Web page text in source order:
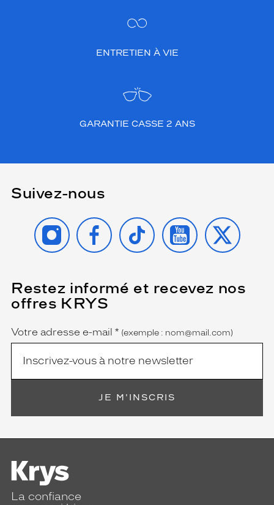
ENTRETIEN À VIE
GARANTIE CASSE 2 ANS
Suivez-nous
INSTAGRAMFACEBOOK
TIKTOK YOUTUBE
X
Restez informé et recevez nos
offres KRYS
Name
Votre adresse e-mail *
(Ce
champ
est
obligatoire)
(exemple : nom@mail.com)
JE M'INSCRIS
La confiance